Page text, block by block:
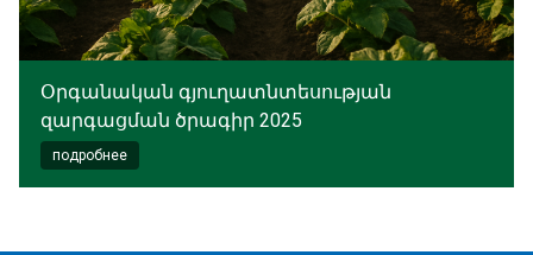
Օրգանական գյուղատնտեսության
զարգացման ծրագիր 2025
подробнее